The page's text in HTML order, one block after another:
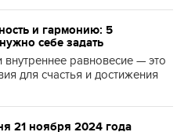
и гармонию: 5
себе задать
внутреннее равновесие — это
для счастья и достижения
21 ноября 2024 года